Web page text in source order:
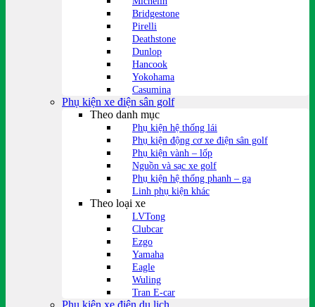
Bridgestone
Pirelli
Deathstone
Dunlop
Hancook
Yokohama
Casumina
Phụ kiện xe điện sân golf
Theo danh mục
Phụ kiện hệ thống lái
Phụ kiện động cơ xe điện sân golf
Phụ kiện vành – lốp
Nguồn và sạc xe golf
Phụ kiện hệ thống phanh – ga
Linh phụ kiện khác
Theo loại xe
LVTong
Clubcar
Ezgo
Yamaha
Eagle
Wuling
Tran E-car
Phụ kiện xe điện du lịch